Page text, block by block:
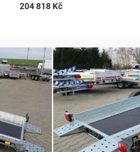
204 818 Kč